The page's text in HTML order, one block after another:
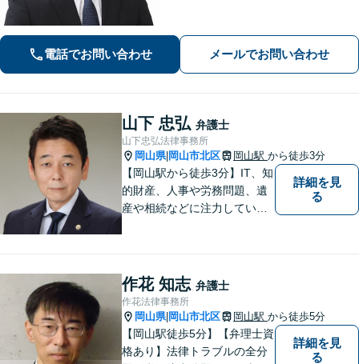
電話でお問い合わせ メールでお問い合わせ
山下 忠弘 弁護士
山下忠弘法律事務所
岡山県| 岡山市北区 岡山駅 から徒歩3分
【岡山駅から徒歩3分】IT、知
的財産、人事や労務問題、遺
産や相続などに注力していま
相談ください。依頼者さまの
サポートができるよう努めて
まいります。
詳細を見
る
作花 知志 弁護士
作花法律事務所
岡山県| 岡山市北区 岡山駅 から徒歩5分
【岡山駅徒歩5分】【弁理士資
格あり】法律トラブルの全分
詳細を見
る